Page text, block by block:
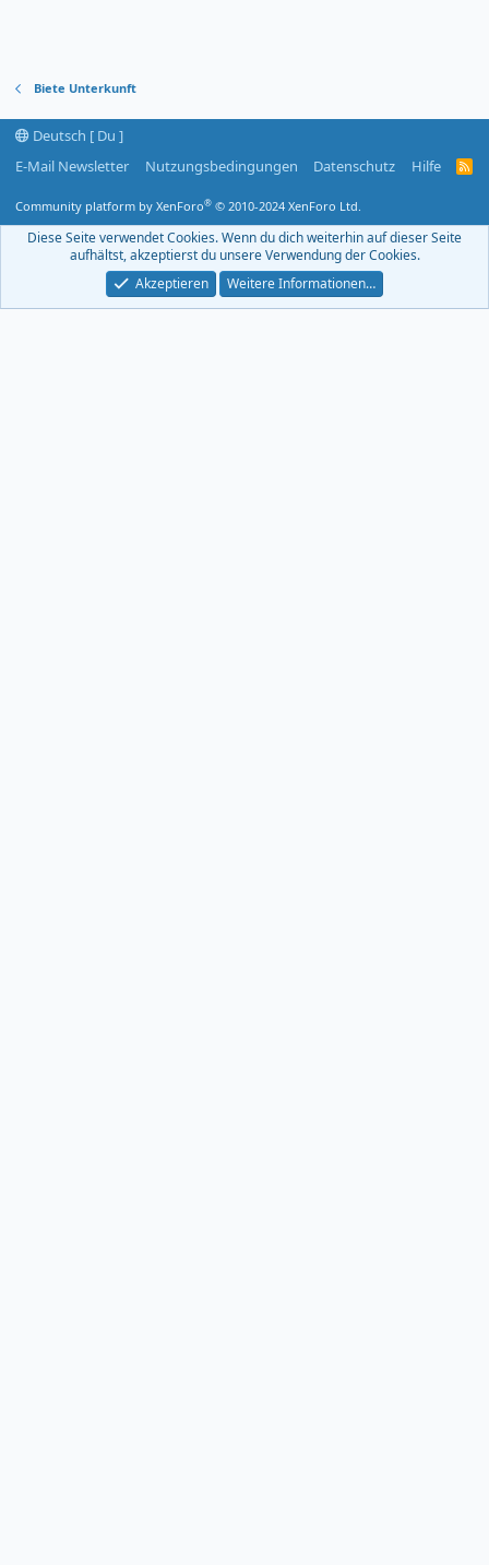
Biete Unterkunft
Deutsch [ Du ]
E-Mail Newsletter
Nutzungsbedingungen Datenschutz Hilfe
R
F
Community platform by XenForo® © 2010-2024 XenForo Ltd.
Diese Seite verwendet Cookies. Wenn du dich weiterhin auf dieser Seite
aufhältst, akzeptierst du unsere Verwendung der Cookies.
Akzeptieren
Weitere Informationen…